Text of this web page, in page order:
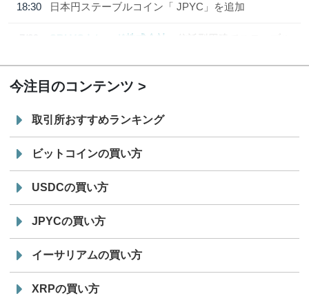
18:30
日本円ステーブルコイン「 JPYC」を追加
7/29
SBI VCトレード株式会社
信託型円建てステーブル
今注目のコンテンツ
取引所おすすめランキング
ビットコインの買い方
USDCの買い方
JPYCの買い方
イーサリアムの買い方
XRPの買い方